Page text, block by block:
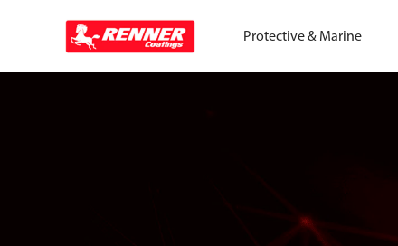
Protective & Marine